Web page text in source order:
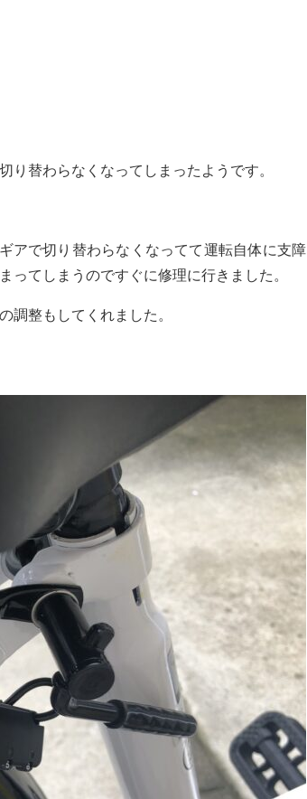
り替わらなくなってしまったようです。
アで切り替わらなくなってて運転自体に支障
ってしまうのですぐに修理に行きました。
調整もしてくれました。